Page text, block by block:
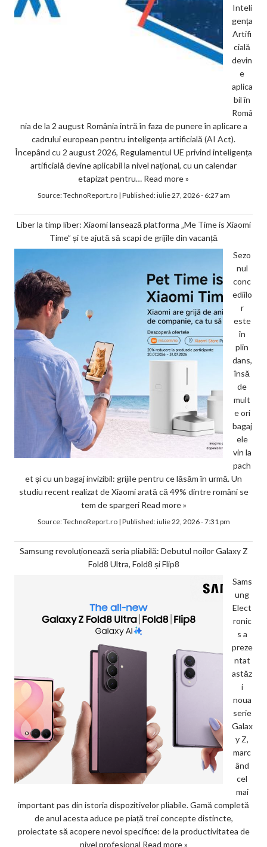
Inteli
gența
Artifi
cială
devin
e
aplica
bil în
Româ
nia de la 2 august România intră în faza de punere în aplicare a
cadrului european pentru inteligența artificială (AI Act).
Începând cu 2 august 2026, Regulamentul UE privind inteligența
artificială devine aplicabil la nivel național, cu un calendar
etapizat pentru… Read more »
Source:TechnoReport.ro| Published:iulie 27, 2026 - 6:27 am
Liber la timp liber: Xiaomi lansează platforma „Me Time is Xiaomi
Time” și te ajută să scapi de grijile din vacanță
Sezo
nul
conc
ediilo
r
este
în
plin
dans,
însă
de
mult
e ori
bagaj
ele
vin la
pach
et și cu un bagaj invizibil: grijile pentru ce lăsăm în urmă. Un
studiu recent realizat de Xiaomi arată că 49% dintre români se
tem de spargeri Read more »
Source:TechnoReport.ro| Published:iulie 22, 2026 - 7:31 pm
Samsung revoluționează seria pliabilă: Debutul noilor Galaxy Z
Fold8 Ultra, Fold8 și Flip8
Sams
ung
Elect
ronic
s a
preze
ntat
astăz
i
noua
serie
Galax
y Z,
marc
ând
cel
mai
important pas din istoria dispozitivelor pliabile. Gamă completă
de anul acesta aduce pe piață trei concepte distincte,
proiectate să acopere nevoi specifice: de la productivitatea de
nivel profesional Read more »